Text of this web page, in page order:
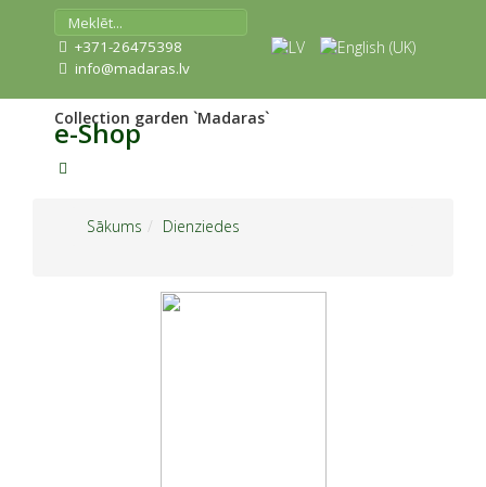
+371-26475398
info@madaras.lv
e-Shop
Collection garden `Madaras`
Sākums Dienziedes